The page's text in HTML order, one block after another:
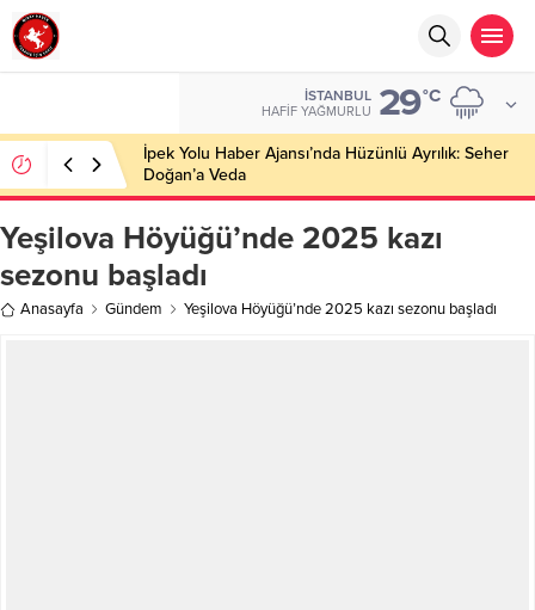
İSTANBUL
HAFIF YAĞMURLU 29°C
İpek Yolu Haber Ajansı’nda Hüzünlü Ayrılık: Seher
Doğan’a Veda
Yeşilova Höyüğü’nde 2025 kazı
sezonu başladı
Anasayfa Gündem Yeşilova Höyüğü’nde 2025 kazı sezonu başladı